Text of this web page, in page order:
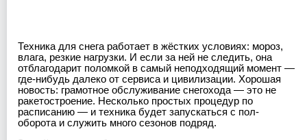
Техника для снега работает в жёстких условиях: мороз,
влага, резкие нагрузки. И если за ней не следить, она
отблагодарит поломкой в самый неподходящий момент —
где-нибудь далеко от сервиса и цивилизации. Хорошая
новость: грамотное обслуживание снегохода — это не
ракетостроение. Несколько простых процедур по
расписанию — и техника будет запускаться с пол-
оборота и служить много сезонов подряд.